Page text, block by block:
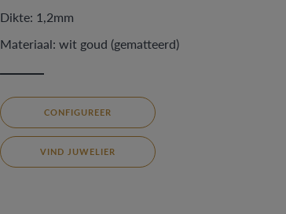
Dikte: 1,2mm
Materiaal: wit goud (gematteerd)
CONFIGUREER
VIND JUWELIER